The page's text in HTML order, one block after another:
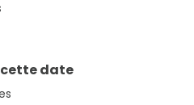
date